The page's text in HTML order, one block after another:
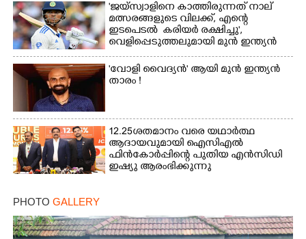
'ജയ്സ്വാളിനെ കാത്തിരുന്നത് നാല്
മത്സരങ്ങളുടെ വിലക്ക്, എന്റെ
ഇടപെടൽ കരിയർ രക്ഷിച്ചു',​
വെളിപ്പെടുത്തലുമായി മുൻ ഇന്ത്യൻ
ക്യാപ്‌ടൻ
'വോളി വൈദ്യൻ' ആയി മുൻ ഇന്ത്യൻ
താരം !
12.25ശതമാനം വരെ യഥാർത്ഥ
ആദായവുമായി ഐസിഎൽ
ഫിൻകോർപ്പിന്റെ പുതിയ എൻസിഡി
ഇഷ്യു ആരംഭിക്കുന്നു
PHOTO GALLERY